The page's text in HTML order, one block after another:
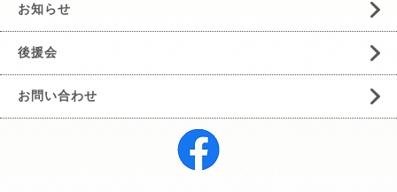
お知らせ
後援会
お問い合わせ